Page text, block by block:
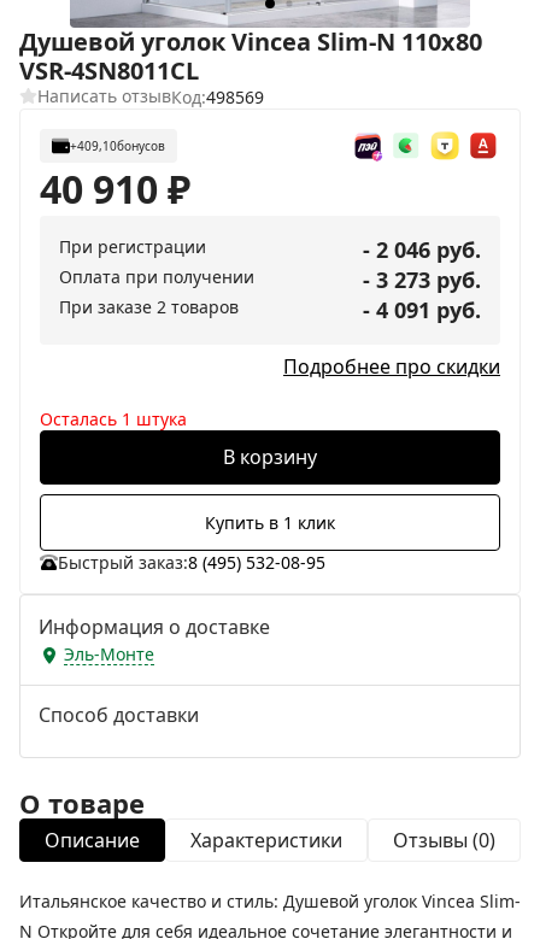
Душевой уголок Vincea Slim-N 110x80
VSR-4SN8011CL
Написать отзывКод:498569
+409,10бонусов
40 910₽
При регистрации - 2 046 руб.
Оплата при получении - 3 273 руб.
При заказе 2 товаров - 4 091 руб.
Подробнее про скидки
Осталась 1 штука
В корзину
Купить в 1 клик
Быстрый заказ:8 (495) 532-08-95
Информация о доставке
Эль-Монте
Способ доставки
О товаре
Описание Характеристики Отзывы (0)
Итальянское качество и стиль: Душевой уголок Vincea Slim-
N Откройте для себя идеальное сочетание элегантности и